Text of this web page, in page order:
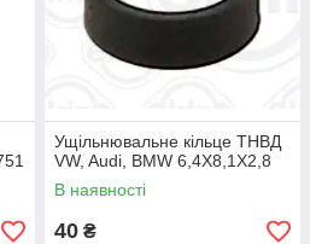
Ущільнювальне кільце ТНВД
VW, Audi, BMW 6,4X8,1X2,8
В наявності
40 ₴